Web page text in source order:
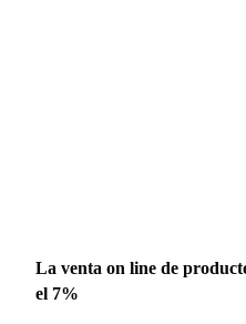
La venta on line de
el 7%